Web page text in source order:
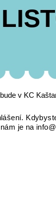
v KC
je na